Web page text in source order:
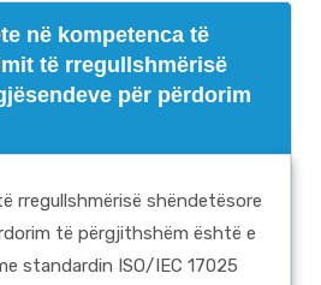
në kompetenca të
të rregullshmërisë
për përdorim
rregullshmërisë shëndetësore
të përgjithshëm është e
standardin ISO/IEC 17025